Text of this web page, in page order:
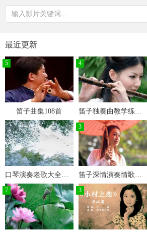
最近更新
5
笛子曲集108首
4
笛子独奏曲教学练习示范
口琴演奏老歌大全集经典老歌口琴独奏
3
笛子深情演奏情歌笛子曲
7 3